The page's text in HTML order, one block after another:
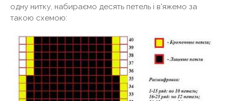
одну нитку, набираємо десять петель і в'яжемо за
такою схемою: